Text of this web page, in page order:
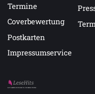
Termine
Coverbewertung
Postkarten
Impressumservice
Auf LeseHits.de findest Du die besten Bücher.